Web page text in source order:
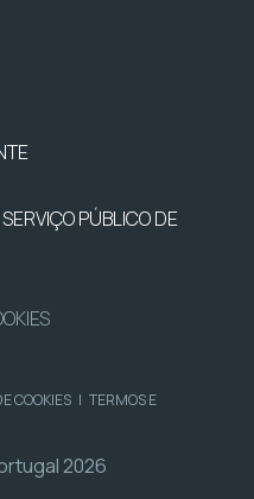
PÚBLICO DE
COOKIES | TERMOS E
2026